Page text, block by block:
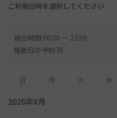
ご利用日時を選択してください
貸出時間 00:00 〜 23:59
複数日の予約 可
日 月 火 水
2026年8月